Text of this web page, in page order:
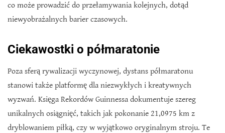
co może prowadzić do przełamywania kolejnych, dotąd
niewyobrażalnych barier czasowych.
Ciekawostki o półmaratonie
Poza sferą rywalizacji wyczynowej, dystans półmaratonu
stanowi także platformę dla niezwykłych i kreatywnych
wyzwań. Księga Rekordów Guinnessa dokumentuje szereg
unikalnych osiągnięć, takich jak pokonanie 21,0975 km z
dryblowaniem piłką, czy w wyjątkowo oryginalnym stroju. Te